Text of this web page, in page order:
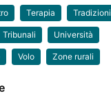
Terapia Tradizioni
Tribunali Università
Volo Zone rurali